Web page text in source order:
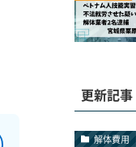
更新記事
解体費用